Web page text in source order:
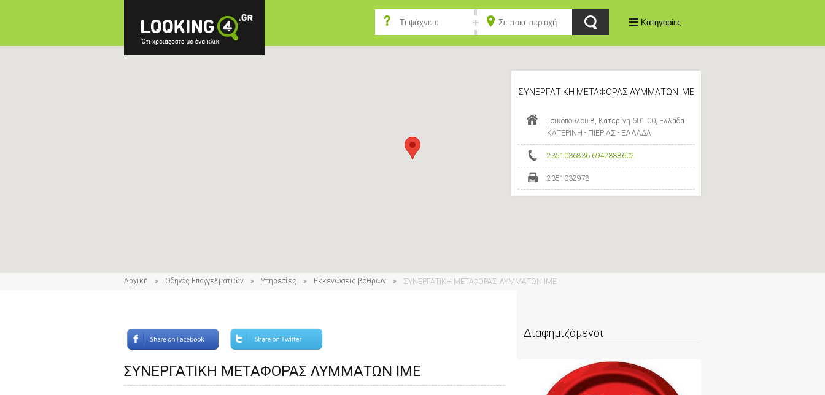
Κατηγορίες
ΣΥΝΕΡΓΑΤΙΚΗ ΜΕΤΑΦΟΡΑΣ ΛΥΜΜΑΤΩΝ ΙΜΕ
Τσικόπουλου 8, Κατερίνη 601 00, Ελλάδα
ΚΑΤΕΡΙΝΗ - ΠΙΕΡΙΑΣ - ΕΛΛΑΔΑ
2351036836 6942888602
2351032978
Αρχική Οδηγός Επαγγελματιών Υπηρεσίες Εκκενώσεις βόθρων ΣΥΝΕΡΓΑΤΙΚΗ ΜΕΤΑΦΟΡΑΣ ΛΥΜΜΑΤΩΝ ΙΜΕ
ΣΥΝΕΡΓΑΤΙΚΗ ΜΕΤΑΦΟΡΑΣ ΛΥΜΜΑΤΩΝ ΙΜΕ
Διαφημιζόμενοι